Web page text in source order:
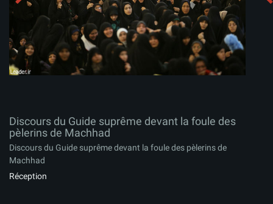
Télécharger l'album:
Discours du Guide suprême devant la foule des
pèlerins de Machhad
Discours du Guide suprême devant la foule des pèlerins de
Machhad
Réception